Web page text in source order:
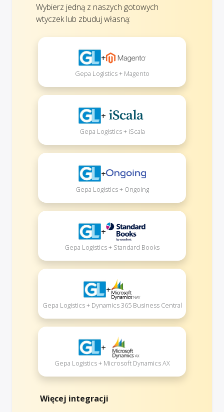
Wybierz jedną z naszych gotowych
wtyczek lub zbuduj własną:
+
Gepa Logistics + Magento
+
Gepa Logistics + iScala
+
Gepa Logistics + Ongoing
+
Gepa Logistics + Standard Books
+
Gepa Logistics + Dynamics 365 Business Central
+
Gepa Logistics + Microsoft Dynamics AX
Więcej integracji